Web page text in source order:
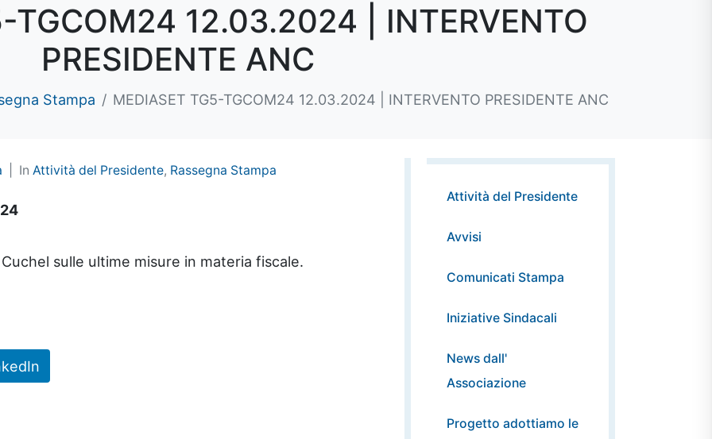
TGCOM24 12.03.2024 | INTERVENTO
PRESIDENTE ANC
Stampa MEDIASET TG5-TGCOM24 12.03.2024 | INTERVENTO PRESIDENTE ANC
In Attività del Presidente, Rassegna Stampa
sulle ultime misure in materia fiscale.
Attività del Presidente
Avvisi
Comunicati Stampa
Iniziative Sindacali
News dall'
Associazione
Progetto adottiamo le